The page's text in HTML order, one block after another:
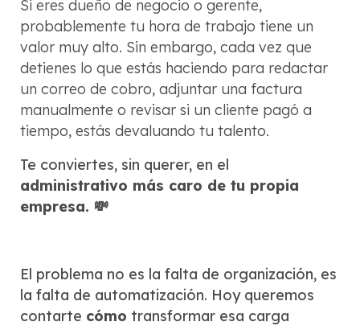
Si eres dueño de negocio o gerente,
probablemente tu hora de trabajo tiene un
valor muy alto. Sin embargo, cada vez que
detienes lo que estás haciendo para redactar
un correo de cobro, adjuntar una factura
manualmente o revisar si un cliente pagó a
tiempo, estás devaluando tu talento.
Te conviertes, sin querer, en el
administrativo más caro de tu propia
empresa. 💸
El problema no es la falta de organización, es
la falta de automatización. Hoy queremos
contarte cómo transformar esa carga